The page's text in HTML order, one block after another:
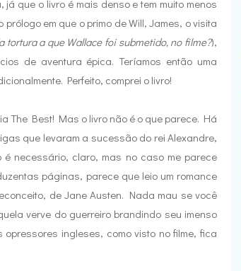
que o livro é mais denso e tem muito menos
em que o primo de Will, James, o visita
tortura a que Wallace foi submetido, no filme?),
de aventura épica. Teríamos então uma
Perfeito, comprei o livro!
The Best! Mas o livro não é o que parece. Há
que levaram a sucessão do rei Alexandre,
é necessário, claro, mas no caso me parece
páginas, parece que leio um romance
de Jane Austen. Nada mau se você
verve do guerreiro brandindo seu imenso
ingleses, como visto no filme, fica